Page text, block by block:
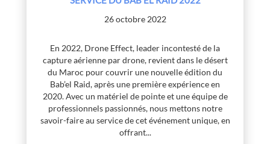
26 octobre 2022
En 2022, Drone Effect, leader incontesté de la
capture aérienne par drone, revient dans le désert
du Maroc pour couvrir une nouvelle édition du
Bab’el Raid, après une première expérience en
2020. Avec un matériel de pointe et une équipe de
professionnels passionnés, nous mettons notre
savoir-faire au service de cet événement unique, en
offrant...